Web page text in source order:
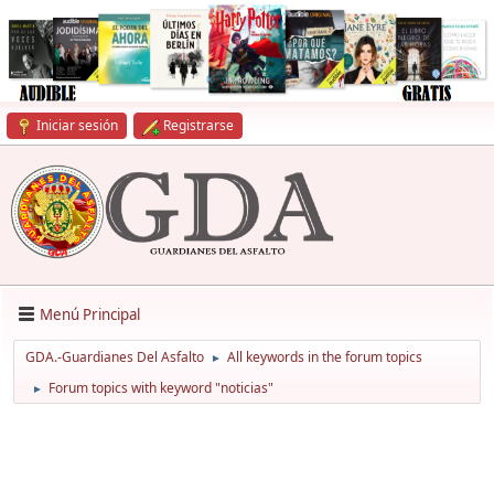
Iniciar sesión Registrarse
Menú Principal
GDA.-Guardianes Del Asfalto ► All keywords in the forum topics
► Forum topics with keyword "noticias"